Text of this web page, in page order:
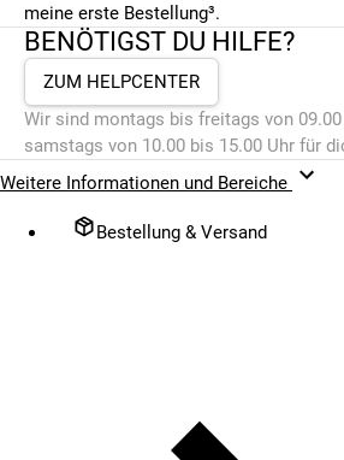
meine erste Bestellung³.
BENÖTIGST DU HILFE?
ZUM HELPCENTER
Wir sind montags bis freitags von
samstags von 10.00 bis 15.00 Uhr für
Weitere Informationen und Bereiche
Bestellung & Versand